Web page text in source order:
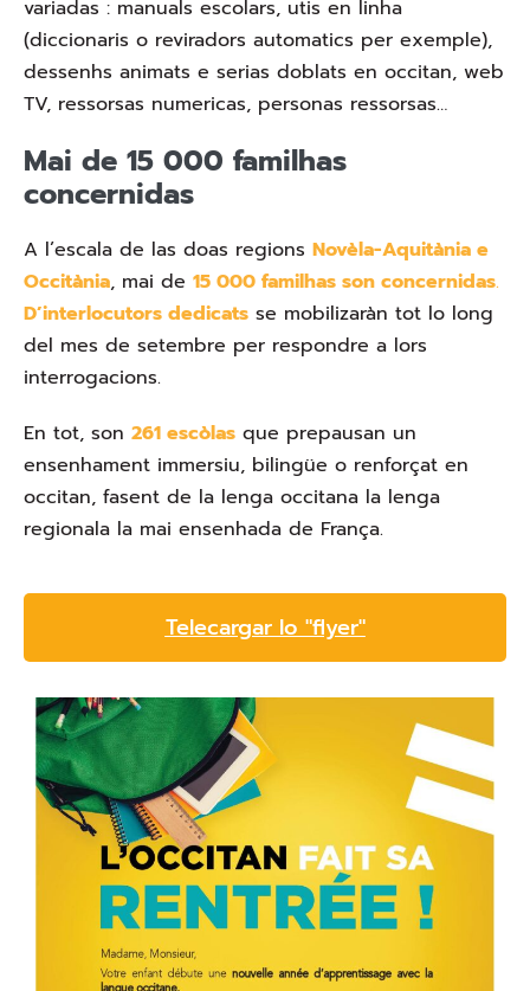
variadas : manuals escolars, utis en linha
(diccionaris o reviradors automatics per exemple),
dessenhs animats e serias doblats en occitan, web
TV, ressorsas numericas, personas ressorsas…
Mai de 15 000 familhas
concernidas
A l’escala de las doas regions Novèla-Aquitània e
Occitània, mai de 15 000 familhas son concernidas.
D’interlocutors dedicats se mobilizaràn tot lo long
del mes de setembre per respondre a lors
interrogacions.
En tot, son 261 escòlas que prepausan un
ensenhament immersiu, bilingüe o renforçat en
occitan, fasent de la lenga occitana la lenga
regionala la mai ensenhada de França.
Telecargar lo "flyer"